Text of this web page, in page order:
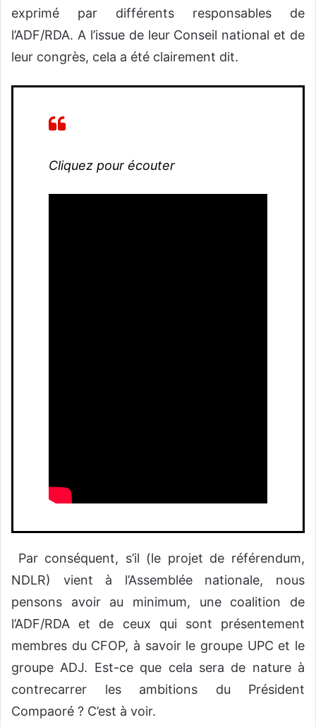
exprimé par différents responsables de
l’ADF/RDA. A l’issue de leur Conseil national et de
leur congrès, cela a été clairement dit.
Cliquez pour écouter
Par conséquent, s’il (le projet de référendum,
NDLR) vient à l’Assemblée nationale, nous
pensons avoir au minimum, une coalition de
l’ADF/RDA et de ceux qui sont présentement
membres du CFOP, à savoir le groupe UPC et le
groupe ADJ. Est-ce que cela sera de nature à
contrecarrer les ambitions du Président
Compaoré ? C’est à voir.